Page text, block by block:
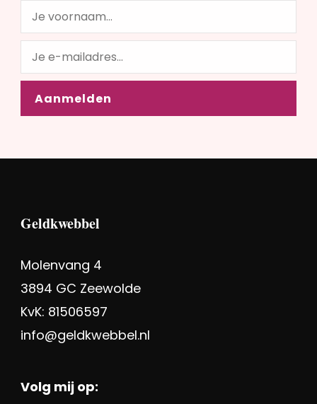
Geldkwebbel
Molenvang 4
3894 GC Zeewolde
KvK: 81506597
info@geldkwebbel.nl
Volg mij op: